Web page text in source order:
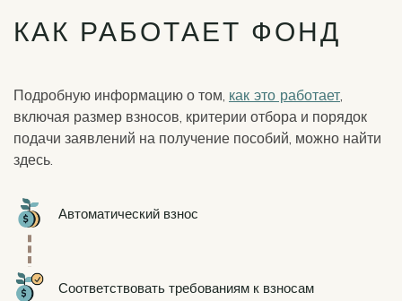
КАК РАБОТАЕТ ФОНД
Подробную информацию о том, как это работает
включая размер взносов, критерии отбора и порядок
подачи заявлений на получение пособий, можно найти
здесь.
Icon Автоматический взнос
Icon Соответствовать требованиям к взносам